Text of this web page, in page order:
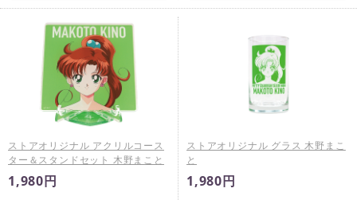
ストアオリジナル アクリルコース
ター＆スタンドセット 木野まこと
1,980円
ストアオリジナル グラス 木野まこ
と
1,980円